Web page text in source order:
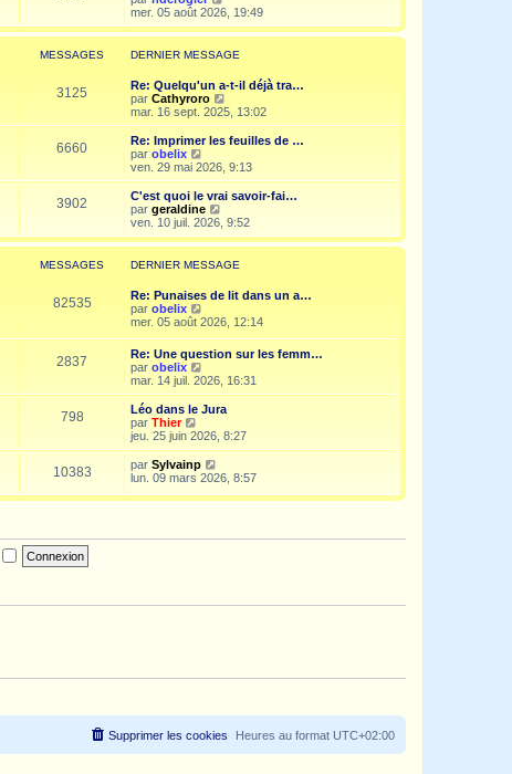
e
s
s
a
e
n
i
e
m
s
s
a
g
e
e
d
e
n
e
r
m
e
s
s
a
g
e
o
i
r
l
e
r
n
i
e
m
e
s
a
g
e
mer. 05 août 2026, 19:49
MESSAGES DERNIER MESSAGE
3125
Re: Quelqu'un a-t-il déjà tra…
par Cathyroro
o
i
r
e
e
r
n
i
e
m
s
a
g
e
mar. 16 sept. 2025, 13:02
6660
Re: Imprimer les feuilles de …
par obelix
o
i
r
l
e
e
r
n
e
m
e
s
a
g
e
ven. 29 mai 2026, 9:13
3902
C'est quoi le vrai savoir-fai…
par geraldine
o
i
r
l
e
n
i
e
m
e
s
a
g
ven. 10 juil. 2026, 9:52
MESSAGES DERNIER MESSAGE
82535
Re: Punaises de lit dans un a…
par obelix
o
l
e
d
e
r
i
e
r
m
e
mer. 05 août 2026, 12:14
2837
Re: Une question sur les femm…
par obelix
o
i
r
e
e
r
n
i
m
g
mar. 14 juil. 2026, 16:31
798
Léo dans le Jura
par Thier
o
i
r
d
n
e
jeu. 25 juin 2026, 8:27
10383 par Sylvainp
o
r
d
e
s
e
lun. 09 mars 2026, 8:57
Heures au format UTC+02:00
Supprimer les cookies